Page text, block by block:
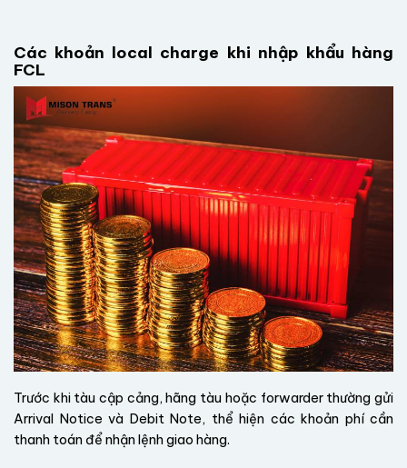
Các khoản local charge khi nhập khẩu hàng
FCL
Trước khi tàu cập cảng, hãng tàu hoặc forwarder thường gửi
Arrival Notice và Debit Note, thể hiện các khoản phí cần
thanh toán để nhận lệnh giao hàng.